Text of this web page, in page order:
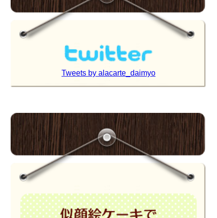
Tweets by alacarte_daimyo